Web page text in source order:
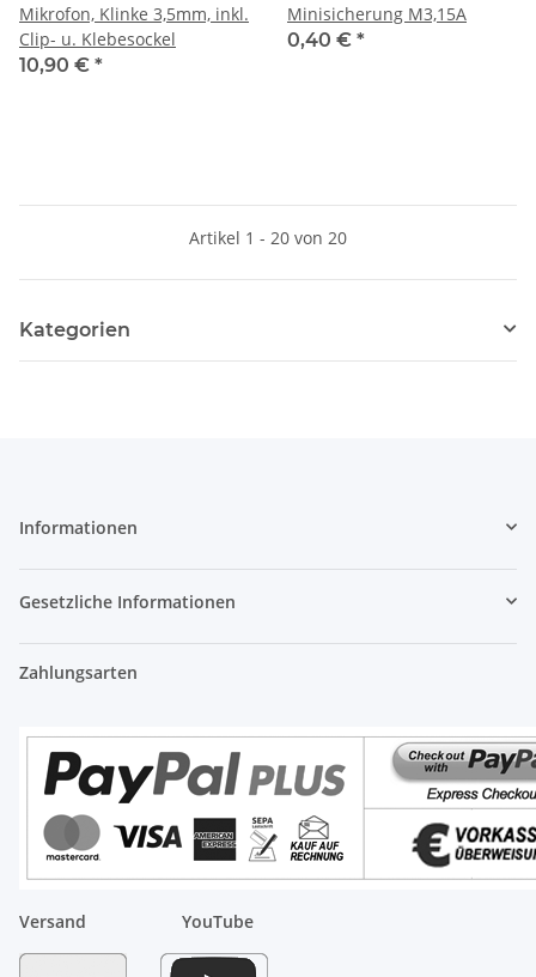
Mikrofon, Klinke 3,5mm, inkl.
Clip- u. Klebesockel
10,90 € *
Minisicherung M3,15A
0,40 € *
Artikel 1 - 20 von 20
Kategorien
Informationen
Gesetzliche Informationen
Zahlungsarten
Versand YouTube